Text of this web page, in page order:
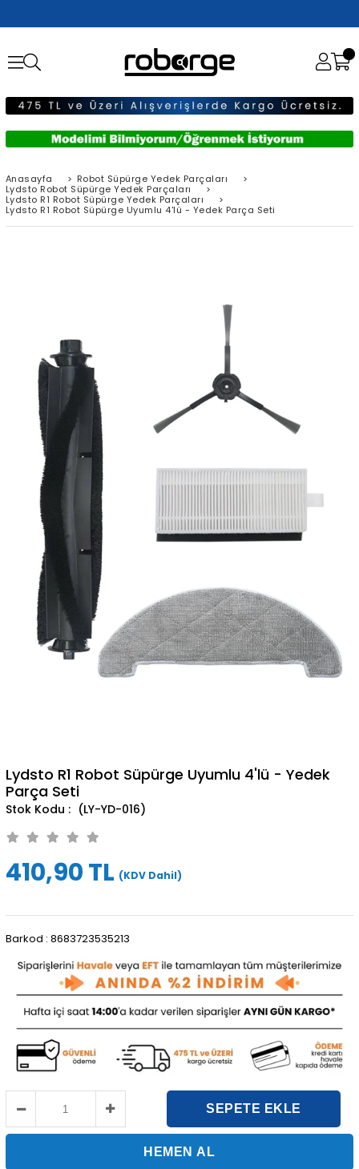
Anasayfa > Robot Süpürge Yedek Parçaları
>
Lydsto Robot Süpürge Yedek Parçaları
>
Lydsto R1 Robot Süpürge Yedek Parçaları
>
Lydsto R1 Robot Süpürge Uyumlu 4'lü - Yedek Parça Seti
Lydsto R1 Robot Süpürge Uyumlu 4'lü - Yedek
Parça Seti
(LY-YD-016)
410,90 TL (KDV Dahil)
Barkod : 8683723535213